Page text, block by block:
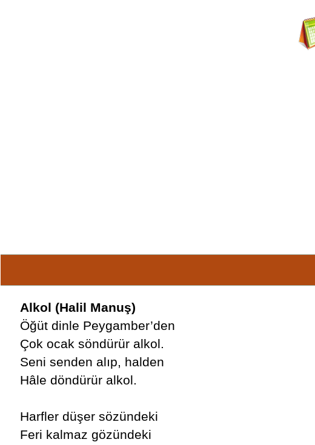
Alkol (Halil Manuş)
Öğüt dinle Peygamber’den
Çok ocak söndürür alkol.
Seni senden alıp, halden
Hâle döndürür alkol.
Harfler düşer sözündeki
Feri kalmaz gözündeki